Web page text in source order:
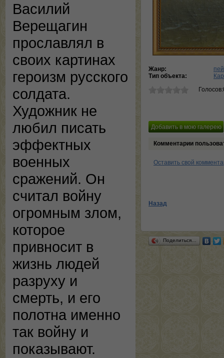
Василий
Верещагин
прославлял в
своих картинах
героизм русского
солдата.
Художник не
любил писать
эффектных
военных
сражений. Он
считал войну
огромным злом,
которое
привносит в
жизнь людей
разруху и
смерть, и его
полотна именно
так войну и
показывают.
Жанр:
Тип объекта:
Комментарии
Оставить свой
Назад
Поделиться…